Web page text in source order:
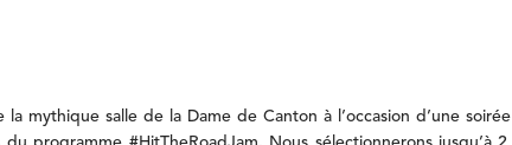
la mythiquesallede la DamedeCantonà l’occasiond’unesoirée